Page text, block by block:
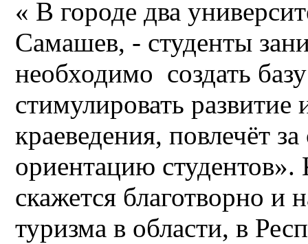
« В городе два
Самашев, - студенты
необходимо создать
стимулировать развитие
краеведения, повлечёт
ориентацию студентов».
скажется благотворно
туризма в области, в